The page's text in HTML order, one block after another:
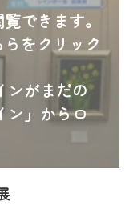
できます。
をクリック
ンがまだの
ン」からロ
TV』は2024
す！